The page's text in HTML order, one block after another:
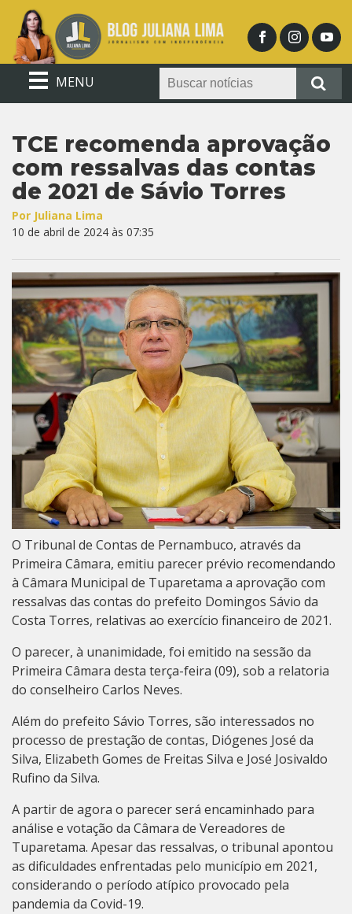
MENU
TCE recomenda aprovação
com ressalvas das contas
de 2021 de Sávio Torres
Por Juliana Lima
10 de abril de 2024 às 07:35
O Tribunal de Contas de Pernambuco, através da
Primeira Câmara, emitiu parecer prévio recomendando
à Câmara Municipal de Tuparetama a aprovação com
ressalvas das contas do prefeito Domingos Sávio da
Costa Torres, relativas ao exercício financeiro de 2021.
O parecer, à unanimidade, foi emitido na sessão da
Primeira Câmara desta terça-feira (09), sob a relatoria
do conselheiro Carlos Neves.
Além do prefeito Sávio Torres, são interessados no
processo de prestação de contas, Diógenes José da
Silva, Elizabeth Gomes de Freitas Silva e José Josivaldo
Rufino da Silva.
A partir de agora o parecer será encaminhado para
análise e votação da Câmara de Vereadores de
Tuparetama. Apesar das ressalvas, o tribunal apontou
as dificuldades enfrentadas pelo município em 2021,
considerando o período atípico provocado pela
pandemia da Covid-19.